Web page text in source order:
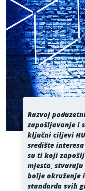
Razvoj
zapošljavanje i
ključni ciljevi
središte
su ti koji
mjesta,
bolje okruženje
standarda svih